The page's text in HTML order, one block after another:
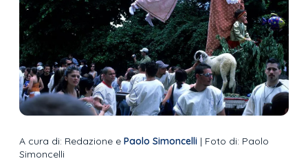
A cura di: Redazione e Paolo Simoncelli | Foto di: Paolo
Simoncelli